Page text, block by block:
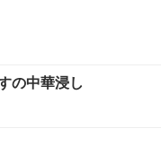
の中華浸し